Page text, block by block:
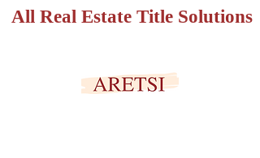
All Real Estate Title Solutions